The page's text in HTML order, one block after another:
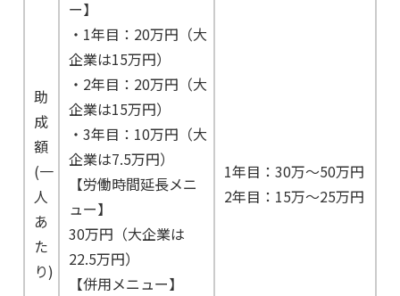
助
成
額
(一
人
あ
た
り)
ー】
・1年目：20万円（大
企業は15万円）
・2年目：20万円（大
企業は15万円）
・3年目：10万円（大
企業は7.5万円）
【労働時間延長メニ
ュー】
30万円（大企業は
22.5万円）
【併用メニュー】
1年目：30万～50万円
2年目：15万～25万円